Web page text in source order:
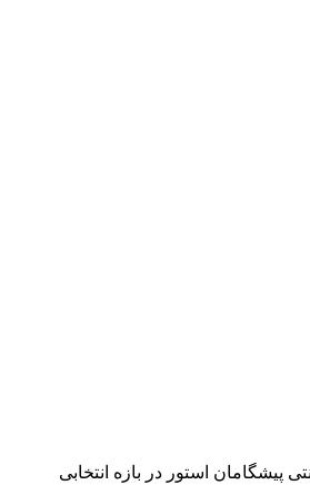
استور در بازه انتخابی